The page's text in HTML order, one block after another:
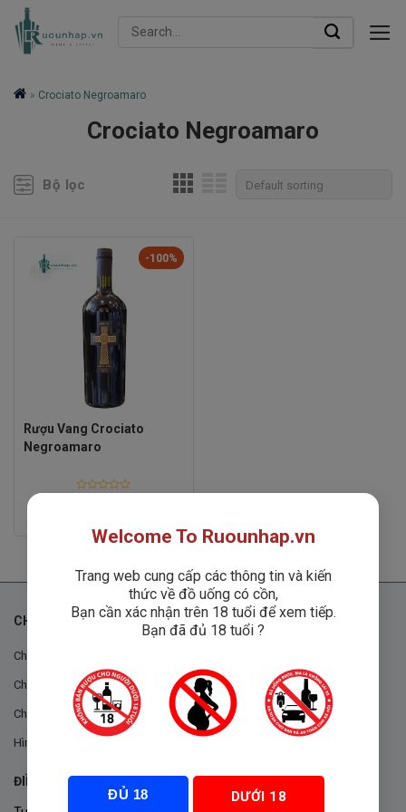
Skip
Search
» Crociato Negroamaro
Crociato Negroamaro
Bộ lọc
-100%
Rượu Vang Crociato
Negroamaro
CHÍNH SÁCH
Chính sách chung
Chính sách đổi trả
Chính sách mua hàng
Hình thức thanh toán
ĐIỀU KHOẢN VÀ CHÍNH SÁCH
Welcome To Ruounhap.vn
Trang web cung cấp các thông tin và kiến
thức về đồ uống có cồn,
Bạn cần xác nhận trên 18 tuổi để xem tiếp.
Bạn đã đủ 18 tuổi ?
ĐỦ 18
DƯỚI 18